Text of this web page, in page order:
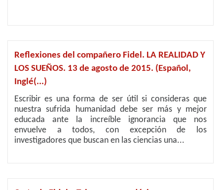
Reflexiones del compañero Fidel. LA REALIDAD Y
LOS SUEÑOS. 13 de agosto de 2015. (Español,
Inglé(...)
Escribir es una forma de ser útil si consideras que
nuestra sufrida humanidad debe ser más y mejor
educada ante la increíble ignorancia que nos
envuelve a todos, con excepción de los
investigadores que buscan en las ciencias una...